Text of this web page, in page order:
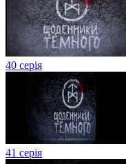
40 серія
41 серія